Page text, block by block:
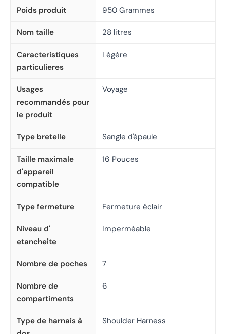
Poids produit 950 Grammes
Nom taille 28 litres
Caracteristiques
particulieres
Légère
Usages
recommandés pour
le produit
Voyage
Type bretelle Sangle d'épaule
Taille maximale
d'appareil
compatible
16 Pouces
Type fermeture Fermeture éclair
Niveau d'
etancheite
Imperméable
Nombre de poches 7
Nombre de
compartiments
6
Type de harnais à
Shoulder Harness